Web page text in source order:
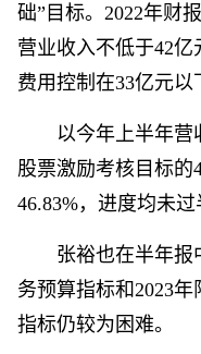
础”目标。2022年财
营业收入不低于42
费用控制在33亿元以
以今年上半年营
股票激励考核目标的
46.83%，进度均未过
张裕也在半年报
务预算指标和2023
指标仍较为困难。